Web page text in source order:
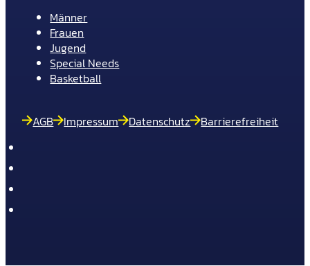
Männer
Frauen
Jugend
Special Needs
Basketball
AGB Impressum Datenschutz Barrierefreiheit